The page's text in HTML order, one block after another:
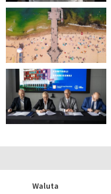
Waluta